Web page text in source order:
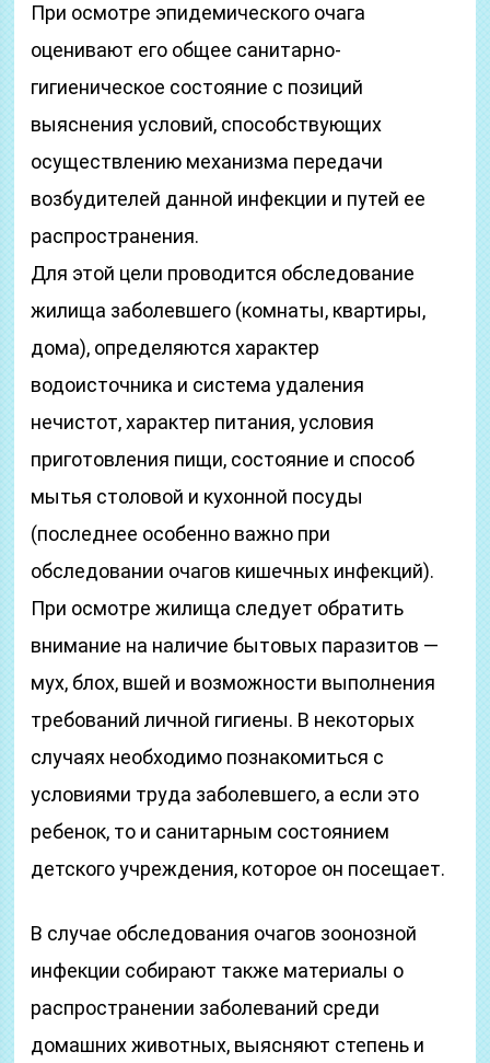
При осмотре эпидемического очага
оценивают его общее санитарно-
гигиеническое состояние с позиций
выяснения условий, способствующих
осуществлению механизма передачи
возбудителей данной инфекции и путей ее
распространения.
Для этой цели проводится обследование
жилища заболевшего (комнаты, квартиры,
дома), определяются характер
водоисточника и система удаления
нечистот, характер питания, условия
приготовления пищи, состояние и способ
мытья столовой и кухонной посуды
(последнее особенно важно при
обследовании очагов кишечных инфекций).
При осмотре жилища следует обратить
внимание на наличие бытовых паразитов —
мух, блох, вшей и возможности выполнения
требований личной гигиены. В некоторых
случаях необходимо познакомиться с
условиями труда заболевшего, а если это
ребенок, то и санитарным состоянием
детского учреждения, которое он посещает.
В случае обследования очагов зоонозной
инфекции собирают также материалы о
распространении заболеваний среди
домашних животных, выясняют степень и